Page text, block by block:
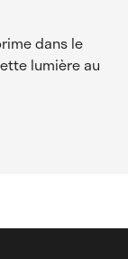
dans le
lumière au